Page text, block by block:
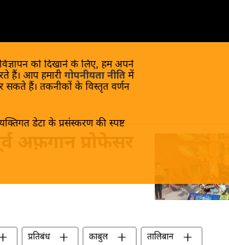
को दिखाने के लिए, हम अपने
हैं। आप हमारी गोपनीयता नीति में
सकते हैं। तकनीकों के विस्तृत वर्णन
डेटा के प्रसंस्करण की स्पष्ट
प्रतिबंध काबुल तालिबान